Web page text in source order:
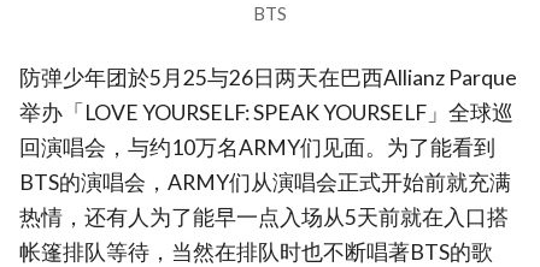
BTS
防弹少年团於5月25与26日两天在巴西Allianz Parque
举办「LOVE YOURSELF: SPEAK YOURSELF」全球巡
回演唱会，与约10万名ARMY们见面。为了能看到
BTS的演唱会，ARMY们从演唱会正式开始前就充满
热情，还有人为了能早一点入场从5天前就在入口搭
帐篷排队等待，当然在排队时也不断唱著BTS的歌